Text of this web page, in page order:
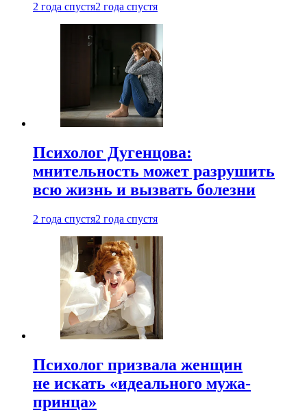
2 года спустя2 года спустя
Психолог Дугенцова:
мнительность может разрушить
всю жизнь и вызвать болезни
2 года спустя2 года спустя
Психолог призвала женщин
не искать «идеального мужа-
принца»